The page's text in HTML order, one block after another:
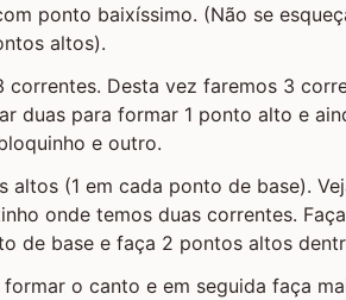
ponto baixíssimo. (Não se
altos).
Desta vez faremos 3
duas para formar 1 ponto alto e
e outro.
(1 em cada ponto de base).
onde temos duas correntes.
de base e faça 2 pontos altos
o canto e em seguida faça